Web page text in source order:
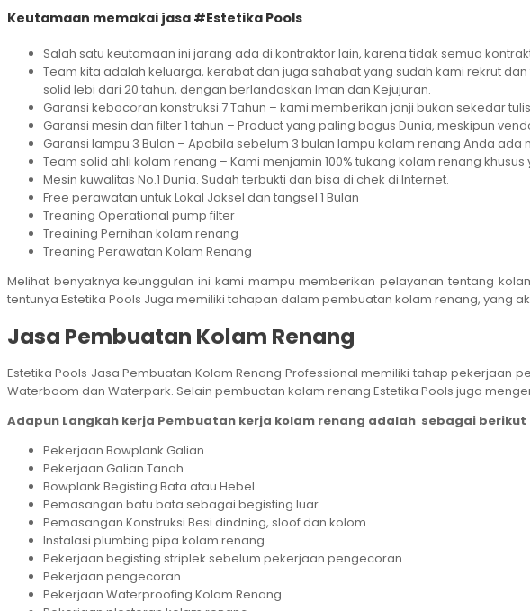
Keutamaan memakai jasa #Estetika Pools
Salah satu keutamaan ini jarang ada di kontraktor lain, karena tidak semua
Team kita adalah keluarga, kerabat dan juga sahabat yang sudah kami rekrut
solid lebi dari 20 tahun, dengan berlandaskan Iman dan Kejujuran.
Garansi kebocoran konstruksi 7 Tahun – kami memberikan janji bukan sekedar
Garansi mesin dan filter 1 tahun – Product yang paling bagus Dunia, meskipun
Garansi lampu 3 Bulan – Apabila sebelum 3 bulan lampu kolam renang Anda
Team solid ahli kolam renang – Kami menjamin 100% tukang kolam renang
Mesin kuwalitas No.1 Dunia. Sudah terbukti dan bisa di chek di Internet.
Free perawatan untuk Lokal Jaksel dan tangsel 1 Bulan
Treaning Operational pump filter
Treaining Pernihan kolam renang
Treaning Perawatan Kolam Renang
Melihat benyaknya keunggulan ini kami mampu memberikan pelayanan tentang
tentunya Estetika Pools Juga memiliki tahapan dalam pembuatan kolam renang, yang
Jasa Pembuatan Kolam Renang
Estetika Pools Jasa Pembuatan Kolam Renang Professional memiliki tahap pekerjaan
Waterboom dan Waterpark. Selain pembuatan kolam renang Estetika Pools juga
Adapun Langkah kerja Pembuatan kerja kolam renang adalah sebagai berikut
Pekerjaan Bowplank Galian
Pekerjaan Galian Tanah
Bowplank Begisting Bata atau Hebel
Pemasangan batu bata sebagai begisting luar.
Pemasangan Konstruksi Besi dindning, sloof dan kolom.
Instalasi plumbing pipa kolam renang.
Pekerjaan begisting striplek sebelum pekerjaan pengecoran.
Pekerjaan pengecoran.
Pekerjaan Waterproofing Kolam Renang.